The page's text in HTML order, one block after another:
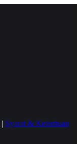
| Syarat & Ketentuan